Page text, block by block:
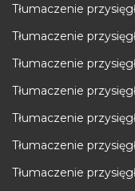
Tłumaczenie
Tłumaczenie
Tłumaczenie
Tłumaczenie
Tłumaczenie
Tłumaczenie
Tłumaczenie